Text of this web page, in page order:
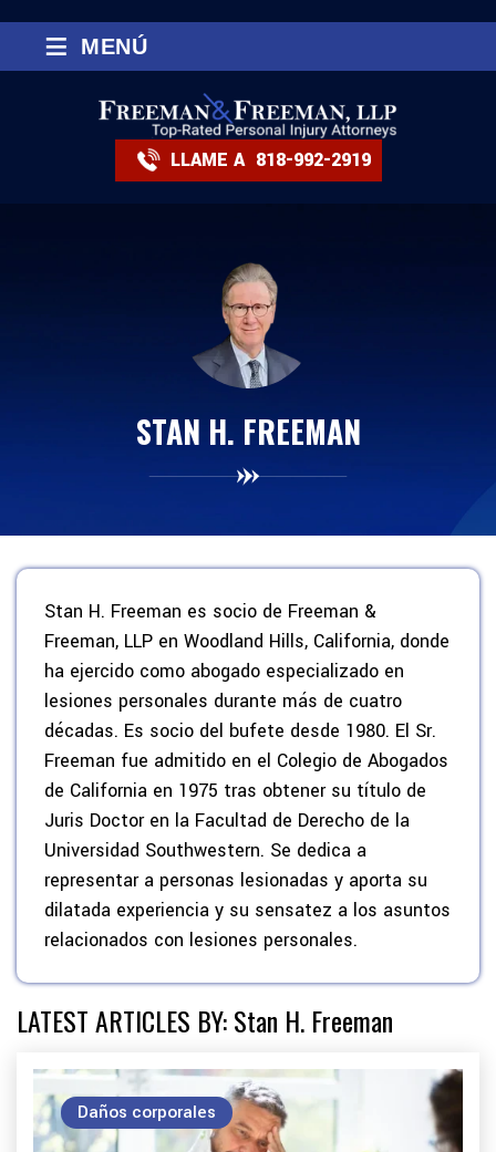
LLAME A 818-992-2919
≡ MENÚ
STAN H. FREEMAN
Stan H. Freeman es socio de Freeman &
Freeman, LLP en Woodland Hills, California, donde
ha ejercido como abogado especializado en
lesiones personales durante más de cuatro
décadas. Es socio del bufete desde 1980. El Sr.
Freeman fue admitido en el Colegio de Abogados
de California en 1975 tras obtener su título de
Juris Doctor en la Facultad de Derecho de la
Universidad Southwestern. Se dedica a
representar a personas lesionadas y aporta su
dilatada experiencia y su sensatez a los asuntos
relacionados con lesiones personales.
LATEST ARTICLES BY: Stan H. Freeman
Daños corporales